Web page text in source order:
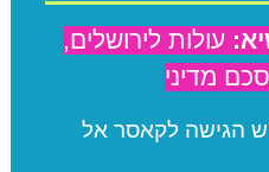
עולות לירושלים,
מדיני
הגישה לקאסר אל